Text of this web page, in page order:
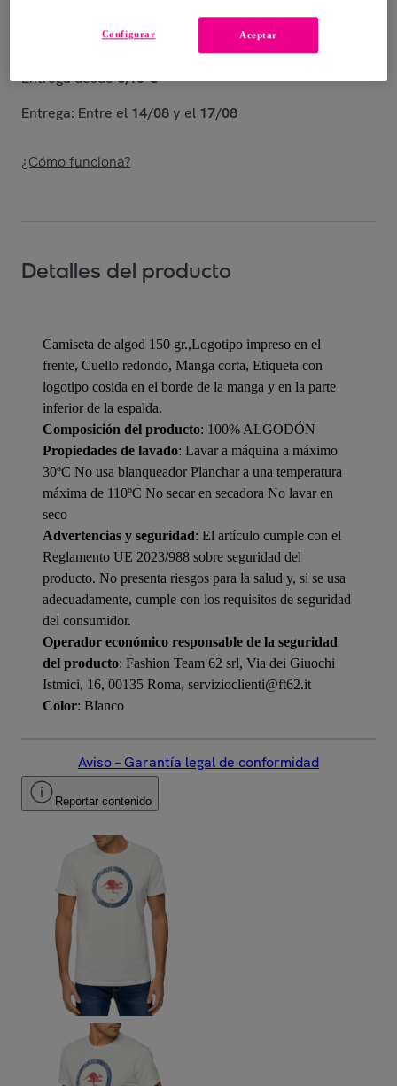
Entrega
Entrega desde6,15 €
Entrega: Entre el 14/08y el 17/08
¿Cómo funciona?
Detalles del producto
Camiseta de algod 150 gr.,Logotipo impreso en el
frente, Cuello redondo, Manga corta, Etiqueta con
logotipo cosida en el borde de la manga y en la parte
inferior de la espalda.
Composición del producto: 100% ALGODÓN
Propiedades de lavado: Lavar a máquina a máximo
30ºC No usa blanqueador Planchar a una temperatura
máxima de 110ºC No secar en secadora No lavar en
seco
Advertencias y seguridad: El artículo cumple con el
Reglamento UE 2023/988 sobre seguridad del
producto. No presenta riesgos para la salud y, si se usa
adecuadamente, cumple con los requisitos de seguridad
del consumidor.
Operador económico responsable de la seguridad
del producto: Fashion Team 62 srl, Via dei Giuochi
Istmici, 16, 00135 Roma, servizioclienti@ft62.it
Color: Blanco
Aviso – Garantía legal de conformidad
Reportar contenido
Aceptar
Configurar